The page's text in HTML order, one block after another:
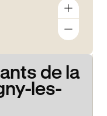
de la
les-